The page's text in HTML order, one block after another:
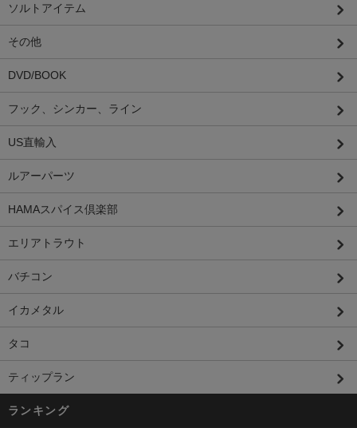
ソルトアイテム
その他
DVD/BOOK
フック、シンカー、ライン
US直輸入
ルアーパーツ
HAMAスパイス倶楽部
エリアトラウト
バチコン
イカメタル
タコ
ティップラン
ランキング